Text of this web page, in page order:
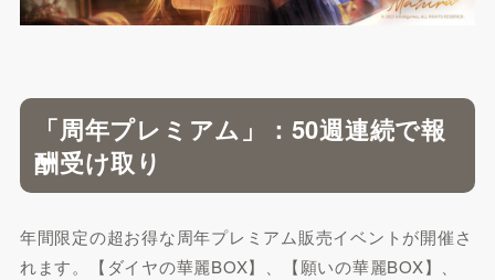
「周年プレミアム」：50週連続で報
酬受け取り
年間限定の超お得な周年プレミアム販売イベントが開催さ
れます。【ダイヤの華麗BOX】、【願いの華麗BOX】、